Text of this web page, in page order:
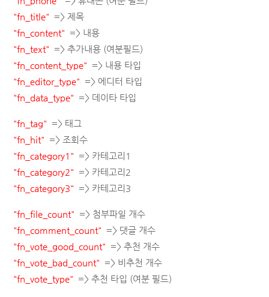
"fn_title" => 제목
"fn_content" => 내용
"fn_text" => 추가내용 (여분필드)
"fn_content_type" => 내용 타입
"fn_editor_type" => 에디터 타입
"fn_data_type" => 데이타 타입
"fn_tag" => 태그
"fn_hit" => 조회수
"fn_category1" => 카테고리1
"fn_category2" => 카테고리2
"fn_category3" => 카테고리3
"fn_file_count" => 첨부파일 개수
"fn_comment_count" => 댓글 개수
"fn_vote_good_count" => 추천 개수
"fn_vote_bad_count" => 비추천 개수
"fn_vote_type" => 추천 타입 (여분 필드)